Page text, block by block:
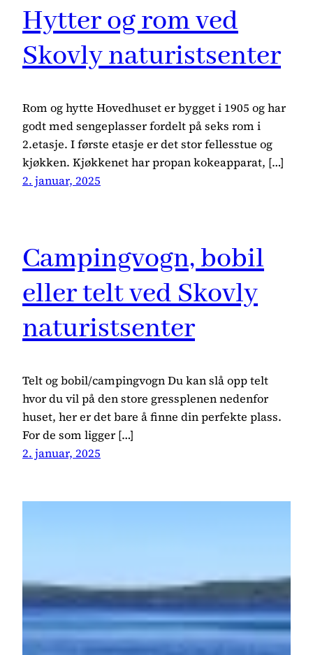
Hytter og rom ved
Skovly naturistsenter
Rom og hytte Hovedhuset er bygget i 1905 og har
godt med sengeplasser fordelt på seks rom i
2.etasje. I første etasje er det stor fellesstue og
kjøkken. Kjøkkenet har propan kokeapparat, […]
2. januar, 2025
Campingvogn, bobil
eller telt ved Skovly
naturistsenter
Telt og bobil/campingvogn Du kan slå opp telt
hvor du vil på den store gressplenen nedenfor
huset, her er det bare å finne din perfekte plass.
For de som ligger […]
2. januar, 2025